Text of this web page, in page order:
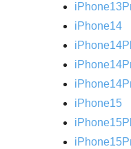
iPhone14
iPhone15